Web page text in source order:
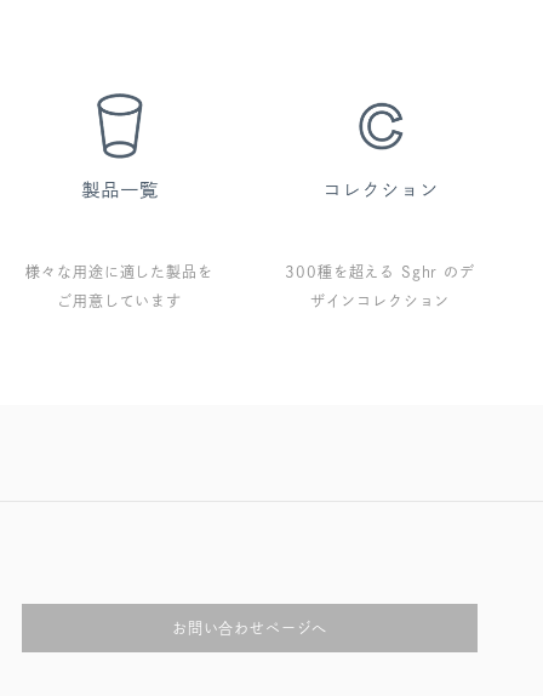
様々な用途に適した製品を
ご用意しています
300種を超える Sghr のデ
ザインコレクション
お問い合わせページへ